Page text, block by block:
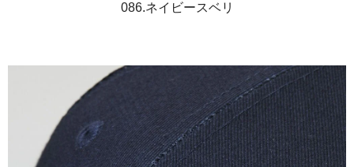
086.ネイビースベリ